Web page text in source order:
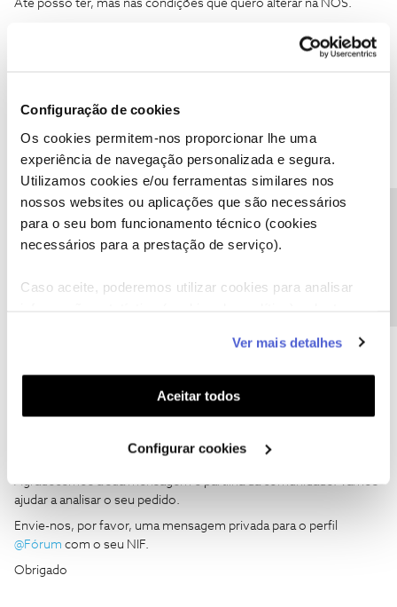
Configuração de cookies
Os cookies permitem-nos proporcionar lhe uma
experiência de navegação personalizada e segura.
Utilizamos cookies e/ou ferramentas similares nos
nossos websites ou aplicações que são necessários
para o seu bom funcionamento técnico (cookies
necessários para a prestação de serviço).
Caso aceite, poderemos utilizar cookies para analisar
funcionalidades (cookies de personalização e
funcionalidade) e adaptar anúncios aos seus interesses
(cookies de publicidade personalizada). Pode gerir a
utilização dos cookies clicando em "Configurar
Ver mais detalhes
Aceitar todos
Configurar cookies
Até posso ter, mas nas condições que quero alterar na NOS.
Bom dia ​@mmnuno,
A única alternativa é retirar o número WTF e colocar outro para
manter as condições.
Obrigado.
Ajude a comunidade do Fórum NOS com “Likes” e “Melhor
@mmnuno,
Agradecemos a sua mensagem e partilha da comunidade. Vamos
ajudar a analisar o seu pedido.
Envie-nos, por favor, uma mensagem privada para o perfil ​
@Fórum com o seu NIF.
Obrigado